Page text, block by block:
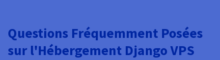
Questions Fréquemment Posées
sur l'Hébergement Django VPS